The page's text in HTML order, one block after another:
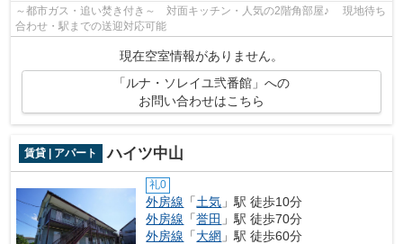
～都市ガス・追い焚き付き～ 対面キッチン・人気の2階角部屋♪ 現地待ち
合わせ・駅までの送迎対応可能
現在空室情報がありません。
「ルナ・ソレイユ弐番館」への
お問い合わせはこちら
賃貸 | アパート ハイツ中山
礼0
外房線 「土気 」駅 徒歩10分
外房線 「誉田 」駅 徒歩70分
外房線 「大網 」駅 徒歩60分